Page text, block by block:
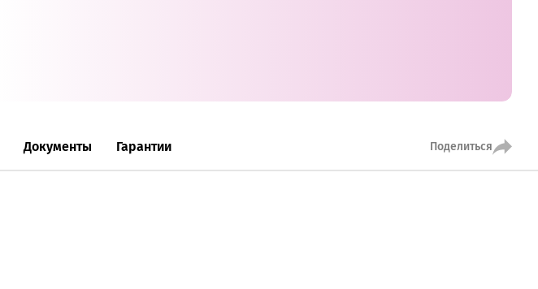
Спросить онлайн
телефона Visa
Документы Гарантии Поделиться